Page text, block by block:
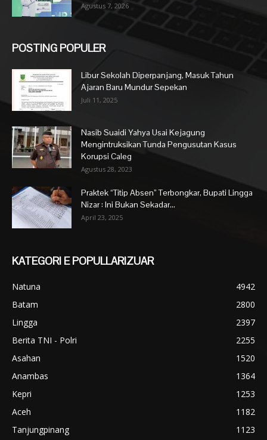
Agustus 7, 2026
POSTING POPULER
Libur Sekolah Diperpanjang, Masuk Tahun
Ajaran Baru Mundur Sepekan
Juli 11, 2025
Nasib Suaidi Yahya Usai Kejagung
Mengintruksikan Tunda Pengusutan Kasus
Korupsi Caleg
Agustus 28, 2023
Praktek “Titip Absen” Terbongkar, Bupati Lingga
Nizar : Ini Bukan Sekadar...
April 23, 2025
KATEGORI E POPULLARIZUAR
Natuna
4942
Batam
2800
Lingga
2397
Berita TNI - Polri
2255
Asahan
1520
Anambas
1364
Kepri
1253
Aceh
1182
Tanjungpinang
1123